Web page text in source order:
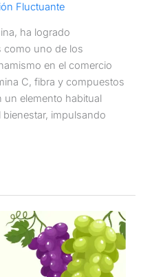
Fluctuante
ha logrado
como uno de los
en el comercio
C, fibra y compuestos
elemento habitual
impulsando